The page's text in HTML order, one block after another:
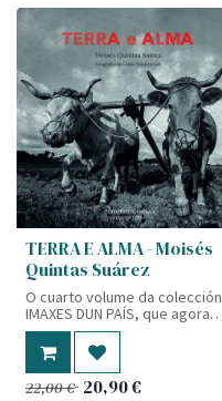
TERRA E ALMA - Moisés
Quintas Suárez
O cuarto volume da colección
IMAXES DUN PAÍS, que agora
sae á luz na súa segunda
edición revisada, contén 226
fotografías das que 219 foron
tiradas en branco e negro por
Edelmiro Méndez entre os
22,00€ 20,90€